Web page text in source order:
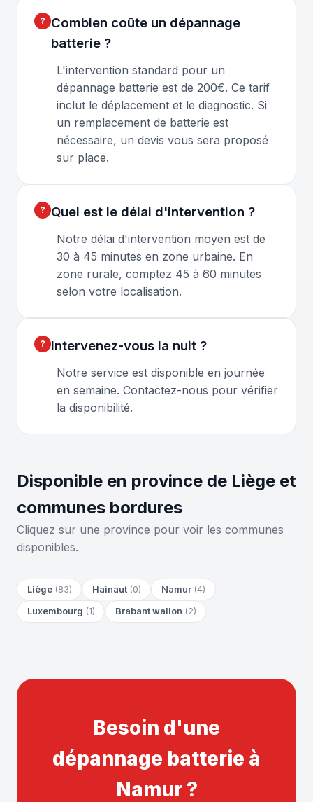
Combien coûte un dépannage
batterie ?
L'intervention standard pour un
dépannage batterie est de 200€. Ce tarif
inclut le déplacement et le diagnostic. Si
un remplacement de batterie est
nécessaire, un devis vous sera proposé
sur place.
Quel est le délai d'intervention ?
Notre délai d'intervention moyen est de
30 à 45 minutes en zone urbaine. En
zone rurale, comptez 45 à 60 minutes
selon votre localisation.
Intervenez-vous la nuit ?
Notre service est disponible en journée
en semaine. Contactez-nous pour vérifier
la disponibilité.
Disponible en province de Liège et
communes bordures
Cliquez sur une province pour voir les communes
disponibles.
Liège (83) Hainaut (0) Namur (4)
Luxembourg (1) Brabant wallon (2)
Besoin d'une
dépannage batterie à
Namur ?